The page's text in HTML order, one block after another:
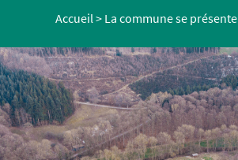
Accueil> La commune se présente